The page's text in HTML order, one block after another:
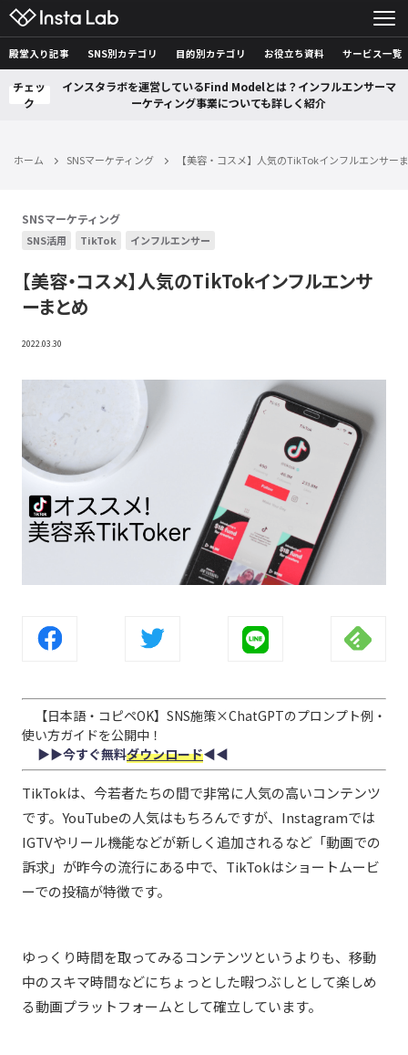
殿堂入り記事 SNS別カテゴリ 目的別カテゴリ お役立ち資料 サービス一覧
チェッ
ク
インスタラボを運営しているFind Modelとは？インフルエンサーマ
ーケティング事業についても詳しく紹介
ホーム SNSマーケティング 【美容・コスメ】人気のTikTokインフルエンサー
SNSマーケティング
SNS活用 TikTok インフルエンサー
【美容・コスメ】人気のTikTokインフルエンサ
ーまとめ
2022.03.30
【日本語・コピペOK】SNS施策×ChatGPTのプロンプト例・
使い方ガイドを公開中！
▶︎▶︎今すぐ無料ダウンロード◀︎◀︎
TikTokは、今若者たちの間で非常に人気の高いコンテンツ
です。YouTubeの人気はもちろんですが、Instagramでは
IGTVやリール機能などが新しく追加されるなど「動画での
訴求」が昨今の流行にある中で、TikTokはショートムービ
ーでの投稿が特徴です。
ゆっくり時間を取ってみるコンテンツというよりも、移動
中のスキマ時間などにちょっとした暇つぶしとして楽しめ
る動画プラットフォームとして確立しています。